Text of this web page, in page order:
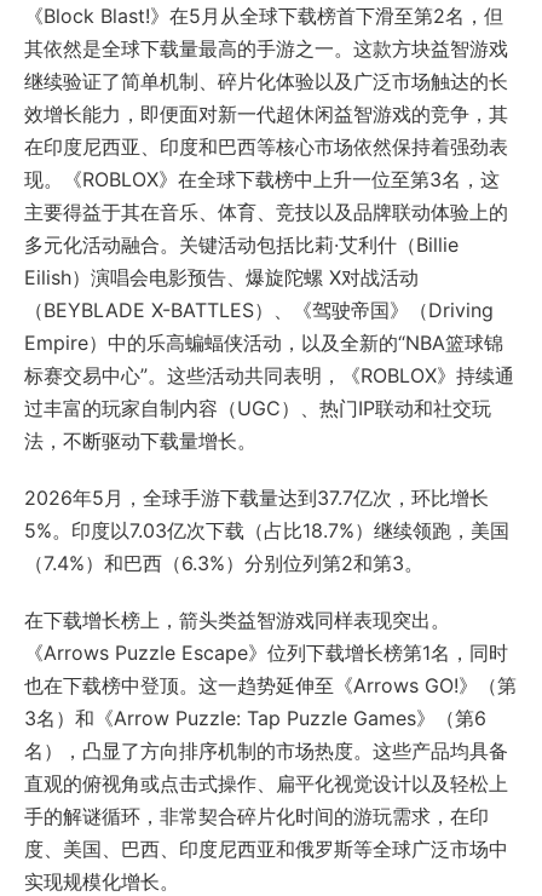
《Block Blast!》在5月从全球下载榜首下滑至第2名，但
其依然是全球下载量最高的手游之一。这款方块益智游戏
继续验证了简单机制、碎片化体验以及广泛市场触达的长
效增长能力，即便面对新一代超休闲益智游戏的竞争，其
在印度尼西亚、印度和巴西等核心市场依然保持着强劲表
现。《ROBLOX》在全球下载榜中上升一位至第3名，这
主要得益于其在音乐、体育、竞技以及品牌联动体验上的
多元化活动融合。关键活动包括比莉·艾利什（Billie
Eilish）演唱会电影预告、爆旋陀螺 X对战活动
（BEYBLADE X-BATTLES）、《驾驶帝国》（Driving
Empire）中的乐高蝙蝠侠活动，以及全新的“NBA篮球锦
标赛交易中心”。这些活动共同表明，《ROBLOX》持续通
过丰富的玩家自制内容（UGC）、热门IP联动和社交玩
法，不断驱动下载量增长。
2026年5月，全球手游下载量达到37.7亿次，环比增长
5%。印度以7.03亿次下载（占比18.7%）继续领跑，美国
（7.4%）和巴西（6.3%）分别位列第2和第3。
在下载增长榜上，箭头类益智游戏同样表现突出。
《Arrows Puzzle Escape》位列下载增长榜第1名，同时
也在下载榜中登顶。这一趋势延伸至《Arrows GO!》（第
3名）和《Arrow Puzzle: Tap Puzzle Games》（第6
名），凸显了方向排序机制的市场热度。这些产品均具备
直观的俯视角或点击式操作、扁平化视觉设计以及轻松上
手的解谜循环，非常契合碎片化时间的游玩需求，在印
度、美国、巴西、印度尼西亚和俄罗斯等全球广泛市场中
实现规模化增长。